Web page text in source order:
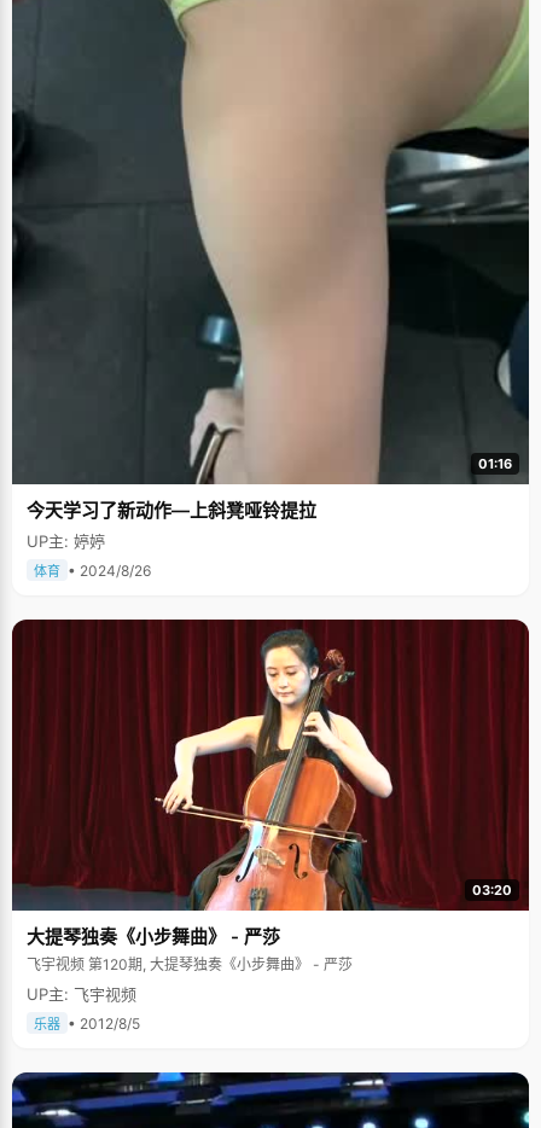
01:16
今天学习了新动作—上斜凳哑铃提拉
UP主: 婷婷
体育 • 2024/8/26
03:20
大提琴独奏《小步舞曲》 - 严莎
飞宇视频 第120期, 大提琴独奏《小步舞曲》 - 严莎
UP主: 飞宇视频
乐器 • 2012/8/5